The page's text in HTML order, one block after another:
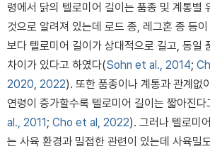
령에서 닭의 텔로미어 길이는 품종 및 계통별
것으로 알려져 있는데 로드 종, 레그혼 종 등
보다 텔로미어 길이가 상대적으로 길고, 동일
차이가 있다고 하였다(Sohn et al., 2014;
2020, 2022). 또한 품종이나 계통과 관계없
연령이 증가할수록 텔로미어 길이는 짧아진다
al., 2011; Cho et al, 2022). 그러나 텔로미
는 사육 환경과 밀접한 관련이 있는데 사육밀